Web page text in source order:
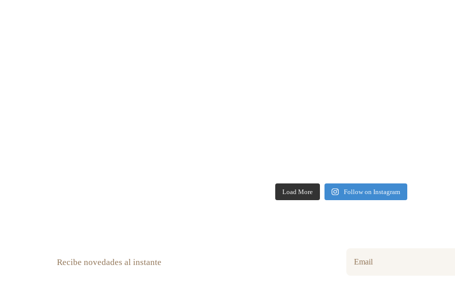
Load More Follow on Instagram
Recibe novedades al instante